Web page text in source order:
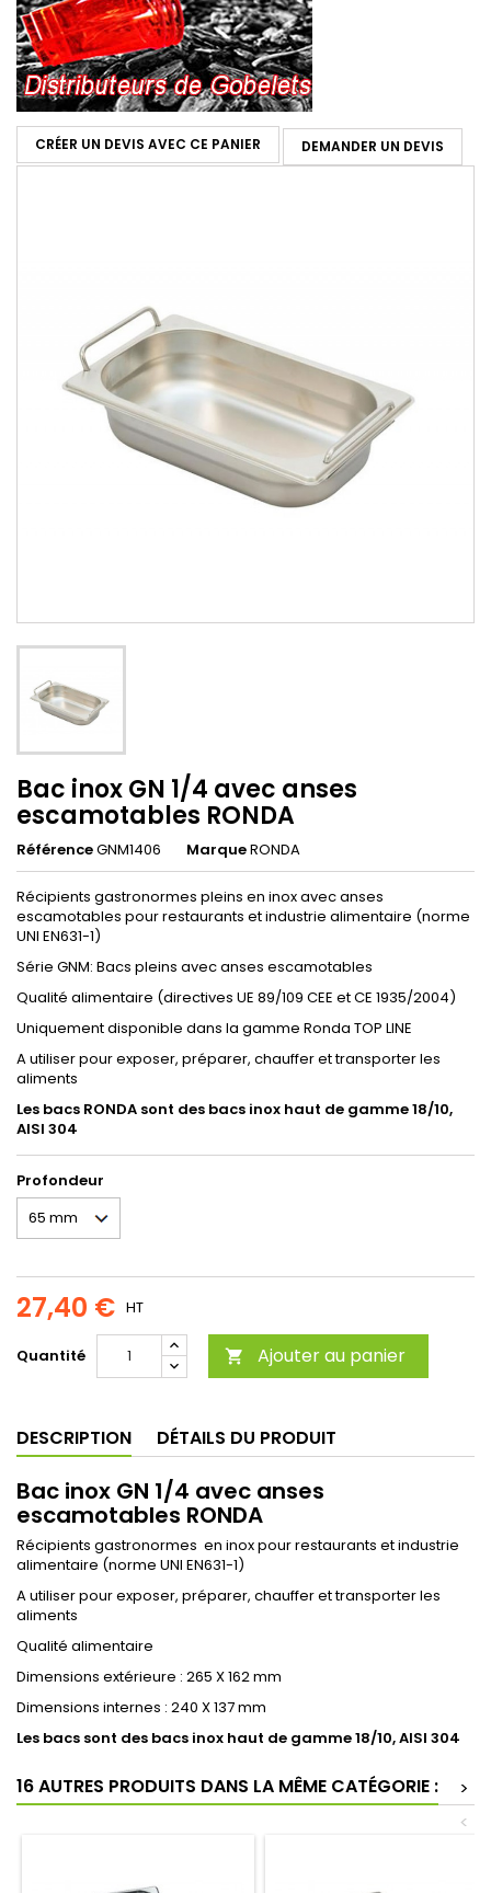
CRÉER UN DEVIS AVEC CE PANIER DEMANDER UN DEVIS
Bac inox GN 1/4 avec anses
escamotables RONDA
RéférenceGNM1406 MarqueRONDA
Récipients gastronormes pleins en inox avec anses
escamotables pour restaurants et industrie alimentaire (norme
UNI EN631-1)
Série GNM: Bacs pleins avec anses escamotables
Qualité alimentaire (directives UE 89/109 CEE et CE 1935/2004)
Uniquement disponible dans la gamme Ronda TOP LINE
A utiliser pour exposer, préparer, chauffer et transporter les
aliments
Les bacs RONDA sont des bacs inox haut de gamme 18/10,
AISI 304
Profondeur
27,40 € HT
Quantité  Ajouter au panier
DESCRIPTION DÉTAILS DU PRODUIT
Bac inox GN 1/4 avec anses
escamotables RONDA
Récipients gastronormes en inox pour restaurants et industrie
alimentaire (norme UNI EN631-1)
A utiliser pour exposer, préparer, chauffer et transporter les
aliments
Qualité alimentaire
Dimensions extérieure : 265 X 162 mm
Dimensions internes : 240 X 137 mm
Les bacs sont des bacs inox haut de gamme 18/10, AISI 304
16 AUTRES PRODUITS DANS LA MÊME CATÉGORIE :
>
<